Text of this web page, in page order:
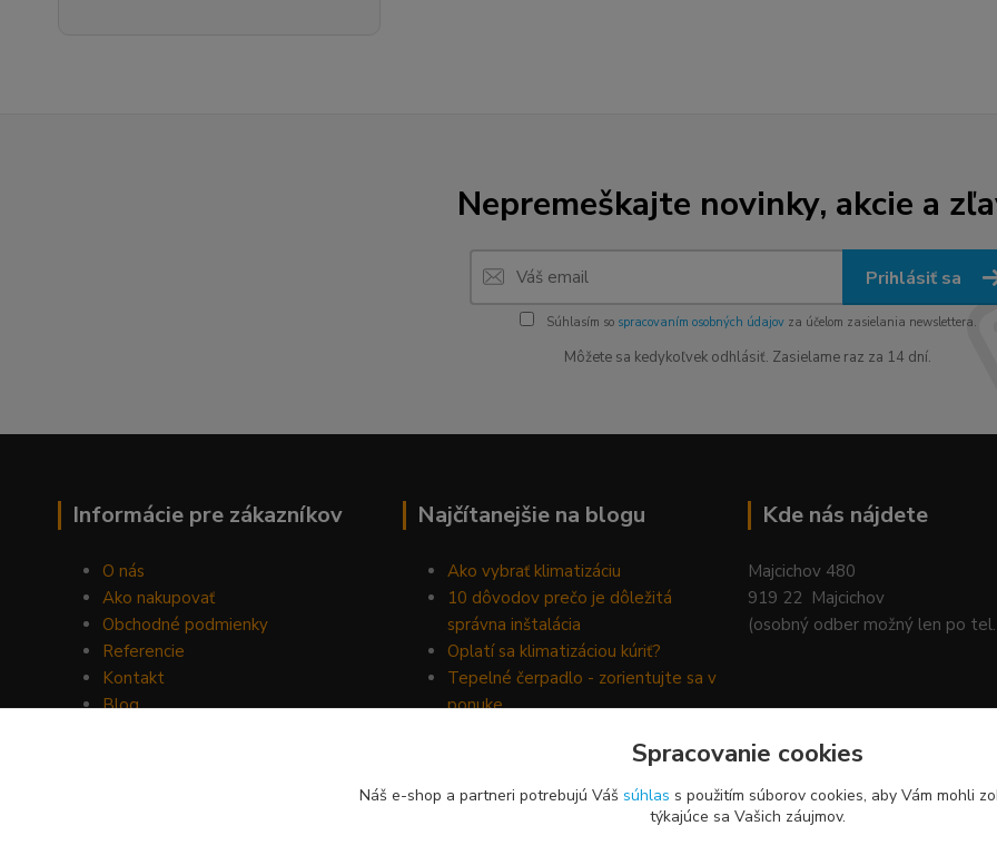
Nepremeškajte novinky, akcie a
Prihlásiť sa
Súhlasím so spracovaním osobných údajovza účelom zasielania newslettera.
Môžete sa kedykoľvek odhlásiť. Zasielame raz za 14 dní.
Informácie pre zákazníkov
O nás
Ako nakupovať
Obchodné podmienky
Referencie
Kontakt
Blog
Najčítanejšie na blogu
Ako vybrať klimatizáciu
10 dôvodov prečo je dôležitá
správna inštalácia
Oplatí sa klimatizáciou kúriť?
Tepelné čerpadlo - zorientujte sa v
ponuke
Kde nás nájdete
Majcichov 480
919 22 Majcichov
(osobný odber možný len po
Spracovanie cookies
Náš e-shop a partneri potrebujú Váš súhlas s použitím súborov cookies, aby Vám mohli
týkajúce sa Vašich záujmov.